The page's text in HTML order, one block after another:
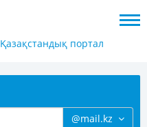
Қазақстандық портал
@mail.kz